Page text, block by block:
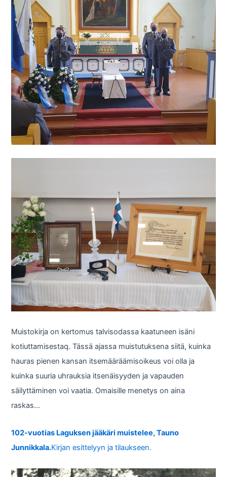
Muistokirja on kertomus talvisodassa kaatuneen isäni
kotiuttamisestaq. Tässä ajassa muistutuksena siitä, kuinka
hauras pienen kansan itsemääräämisoikeus voi olla ja
kuinka suuria uhrauksia itsenäisyyden ja vapauden
säilyttäminen voi vaatia. Omaisille menetys on aina
raskas…
102-vuotias Laguksen jääkäri muistelee, Tauno
Junnikkala.Kirjan esittelyyn ja tilaukseen.